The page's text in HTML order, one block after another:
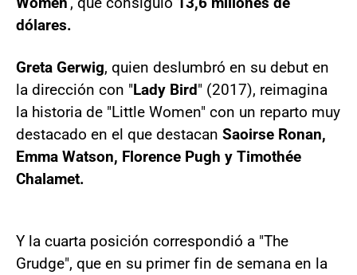
dólares.
Greta Gerwig, quien deslumbró en su debut en
la dirección con "Lady Bird" (2017), reimagina
la historia de "Little Women" con un reparto muy
destacado en el que destacan Saoirse Ronan,
Emma Watson, Florence Pugh y Timothée
Chalamet.
Y la cuarta posición correspondió a "The
Grudge", que en su primer fin de semana en la